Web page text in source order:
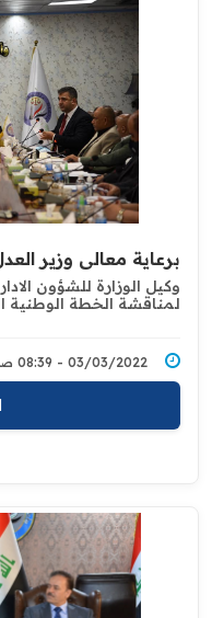
برعاية معالي وزير
وكيل الوزارة للشؤون
لمناقشة الخطة
03/03/2022 - 08:39 صباحًا